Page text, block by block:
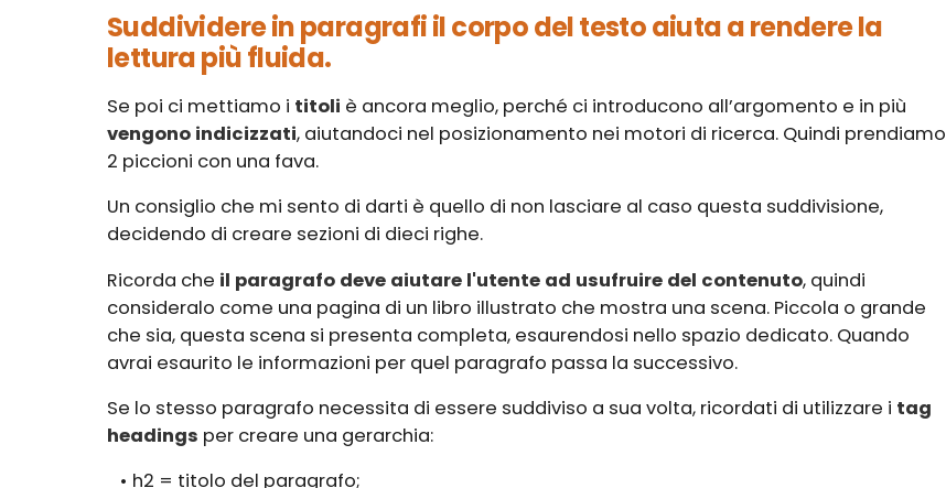
Suddividere in paragrafi il corpo del testo aiuta a rendere la
lettura più fluida.
Se poi ci mettiamo i titoli è ancora meglio, perché ci introducono all’argomento e in più
vengono indicizzati, aiutandoci nel posizionamento nei motori di ricerca. Quindi prendiamo
2 piccioni con una fava.
Un consiglio che mi sento di darti è quello di non lasciare al caso questa suddivisione,
decidendo di creare sezioni di dieci righe.
Ricorda che il paragrafo deve aiutare l'utente ad usufruire del contenuto, quindi
consideralo come una pagina di un libro illustrato che mostra una scena. Piccola o grande
che sia, questa scena si presenta completa, esaurendosi nello spazio dedicato. Quando
avrai esaurito le informazioni per quel paragrafo passa la successivo.
Se lo stesso paragrafo necessita di essere suddiviso a sua volta, ricordati di utilizzare i tag
headings per creare una gerarchia:
h2 = titolo del paragrafo;